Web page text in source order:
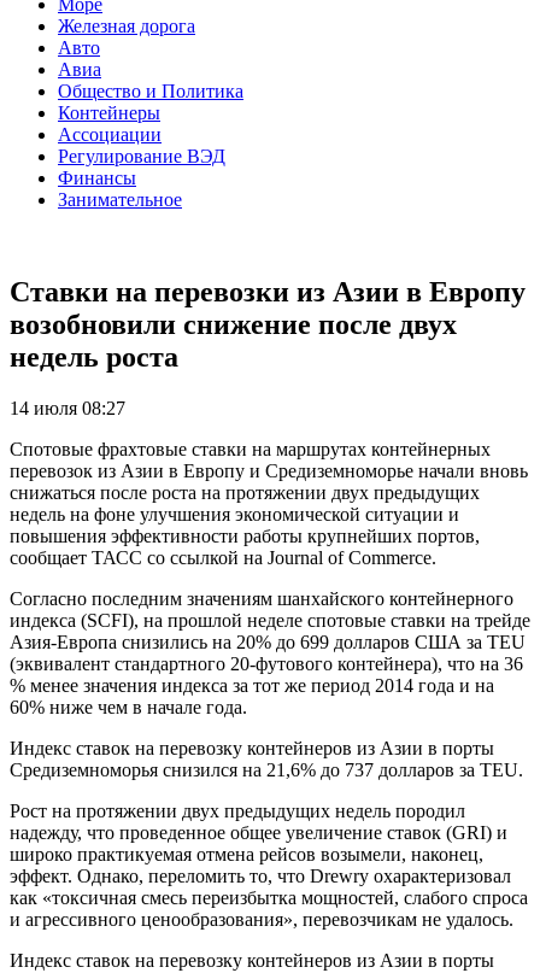
Железная дорога
Авто
Авиа
Общество и Политика
Контейнеры
Ассоциации
Регулирование ВЭД
Финансы
Занимательное
Ставки на перевозки из Азии в Европу
возобновили снижение после двух
недель роста
14 июля 08:27
Спотовые фрахтовые ставки на маршрутах контейнерных
перевозок из Азии в Европу и Средиземноморье начали вновь
снижаться после роста на протяжении двух предыдущих
недель на фоне улучшения экономической ситуации и
повышения эффективности работы крупнейших портов,
сообщает ТАСС со ссылкой на Journal of Commerce.
Согласно последним значениям шанхайского контейнерного
индекса (SCFI), на прошлой неделе спотовые ставки на трейде
Азия-Европа снизились на 20% до 699 долларов США за TEU
(эквивалент стандартного 20-футового контейнера), что на 36
% менее значения индекса за тот же период 2014 года и на
60% ниже чем в начале года.
Индекс ставок на перевозку контейнеров из Азии в порты
Средиземноморья снизился на 21,6% до 737 долларов за TEU.
Рост на протяжении двух предыдущих недель породил
надежду, что проведенное общее увеличение ставок (GRI) и
широко практикуемая отмена рейсов возымели, наконец,
эффект. Однако, переломить то, что Drewry охарактеризовал
как «токсичная смесь переизбытка мощностей, слабого спроса
и агрессивного ценообразования», перевозчикам не удалось.
Индекс ставок на перевозку контейнеров из Азии в порты